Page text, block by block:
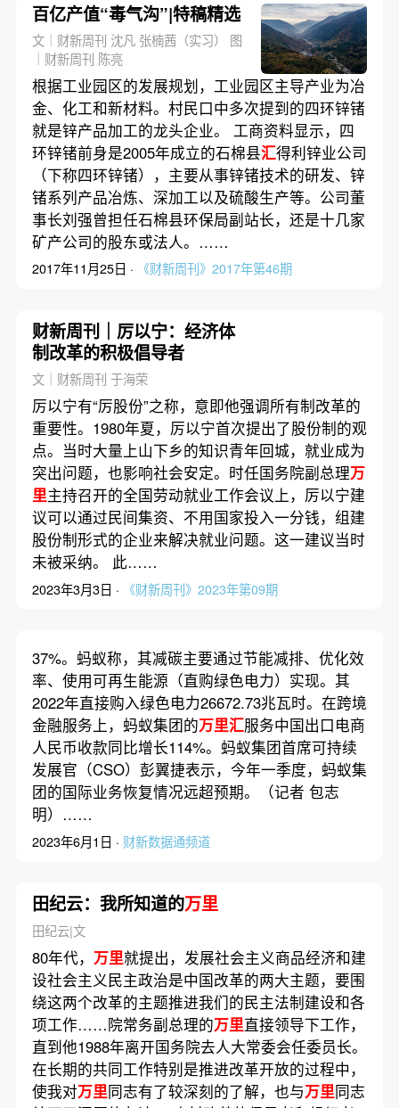
百亿产值“毒气沟”|特稿精选
文｜财新周刊 沈凡 张楠茜（实习） 图
｜财新周刊 陈亮
根据工业园区的发展规划，工业园区主导产业为冶
金、化工和新材料。村民口中多次提到的四环锌锗
就是锌产品加工的龙头企业。 工商资料显示，四
环锌锗前身是2005年成立的石棉县汇得利锌业公司
（下称四环锌锗），主要从事锌锗技术的研发、锌
锗系列产品冶炼、深加工以及硫酸生产等。公司董
事长刘强曾担任石棉县环保局副站长，还是十几家
矿产公司的股东或法人。……
2017年11月25日 · 《财新周刊》2017年第46期
财新周刊｜厉以宁：经济体
制改革的积极倡导者
文｜财新周刊 于海荣
厉以宁有“厉股份”之称，意即他强调所有制改革的
重要性。1980年夏，厉以宁首次提出了股份制的观
点。当时大量上山下乡的知识青年回城，就业成为
突出问题，也影响社会安定。时任国务院副总理万
里主持召开的全国劳动就业工作会议上，厉以宁建
议可以通过民间集资、不用国家投入一分钱，组建
股份制形式的企业来解决就业问题。这一建议当时
未被采纳。 此……
2023年3月3日 · 《财新周刊》2023年第09期
37%。蚂蚁称，其减碳主要通过节能减排、优化效
率、使用可再生能源（直购绿色电力）实现。其
2022年直接购入绿色电力26672.73兆瓦时。在跨境
金融服务上，蚂蚁集团的万里汇服务中国出口电商
人民币收款同比增长114%。蚂蚁集团首席可持续
发展官（CSO）彭翼捷表示，今年一季度，蚂蚁集
团的国际业务恢复情况远超预期。（记者 包志
明）……
2023年6月1日 · 财新数据通频道
田纪云：我所知道的万里
田纪云|文
80年代， 万里就提出，发展社会主义商品经济和建
设社会主义民主政治是中国改革的两大主题，要围
绕这两个改革的主题推进我们的民主法制建设和各
项工作……院常务副总理的万里直接领导下工作，
直到他1988年离开国务院去人大常委会任委员长。
在长期的共同工作特别是推进改革开放的过程中，
使我对万里同志有了较深刻的了解，也与万里同志